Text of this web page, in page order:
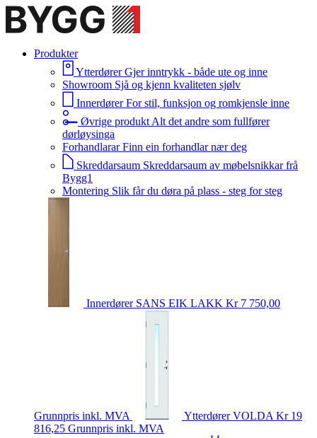
Produkter
Ytterdører Gjer inntrykk - både ute og inne
Showroom Sjå og kjenn kvaliteten sjølv
Innerdører For stil, funksjon og romkjensle inne
Øvrige produkt Alt det andre som fullfører
dørløysinga
Forhandlarar Finn ein forhandlar nær deg
Skreddarsaum Skreddarsaum av møbelsnikkar frå
Bygg1
Montering Slik får du døra på plass - steg for steg
Innerdører SANS EIK LAKK Kr 7 750,00
Grunnpris inkl. MVA YtterdørerVOLDA Kr 19
816,25 Grunnpris inkl. MVA